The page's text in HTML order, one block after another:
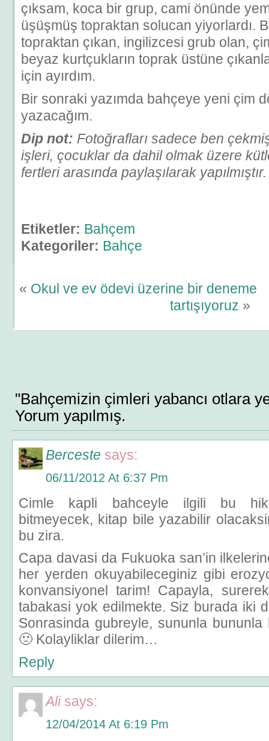
çıksam, koca bir grup, cami önünde
üşüşmüş topraktan solucan yiyorlardı.
topraktan çıkan, ingilizcesi grub olan,
beyaz kurtçukların toprak üstüne
için ayırdım.
Bir sonraki yazımda bahçeye yeni çim
yazacağım.
Dip not: Fotoğrafları sadece ben
işleri, çocuklar da dahil olmak üzere
fertleri arasında paylaşılarak yapılmıştır.
Etiketler: Bahçem
Kategoriler: Bahçe
« Okul ve ev ödevi üzerine bir deneme
tartışıyoruz »
"Bahçemizin çimleri yabancı otlara
Yorum yapılmış.
Berceste says:
06/11/2012 At 6:37 Pm
Cimle kapli bahceyle ilgili bu
bitmeyecek, kitap bile yazabilir
bu zira.
Capa davasi da Fukuoka san’in
her yerden okuyabileceginiz gibi
konvansiyonel tarim! Capayla,
tabakasi yok edilmekte. Siz burada iki
Sonrasinda gubreyle, sununla
🙁 Kolayliklar dilerim…
Reply
Ali says:
12/04/2014 At 6:19 Pm